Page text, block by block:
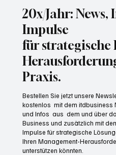
20x/Jahr: News,
Impulse
für strategische
Praxis.
Bestellen Sie jetzt unsere
kostenlos mit dem itdbusiness
und Infos aus dem und über
Business und zusätzlich mit
Impulse für strategische
Ihren Management-
unterstützen könnten.